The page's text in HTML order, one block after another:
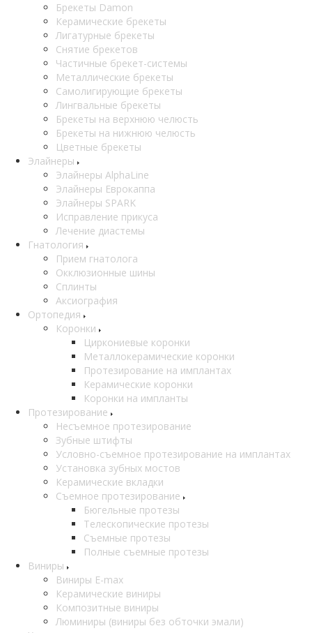
Брекеты Damon
Керамические брекеты
Лигатурные брекеты
Снятие брекетов
Частичные брекет-системы
Металлические брекеты
Самолигирующие брекеты
Лингвальные брекеты
Брекеты на верхнюю челюсть
Брекеты на нижнюю челюсть
Цветные брекеты
Элайнеры
Элайнеры AlphaLine
Элайнеры Еврокаппа
Элайнеры SPARK
Исправление прикуса
Лечение диастемы
Гнатология
Прием гнатолога
Окклюзионные шины
Сплинты
Аксиография
Ортопедия
Коронки
Циркониевые коронки
Металлокерамические коронки
Протезирование на имплантах
Керамические коронки
Коронки на импланты
Протезирование
Несъемное протезирование
Зубные штифты
Условно-съемное протезирование на имплантах
Установка зубных мостов
Керамические вкладки
Съемное протезирование
Бюгельные протезы
Телескопические протезы
Съемные протезы
Полные съемные протезы
Виниры
Виниры E-max
Керамические виниры
Композитные виниры
Люминиры (виниры без обточки эмали)